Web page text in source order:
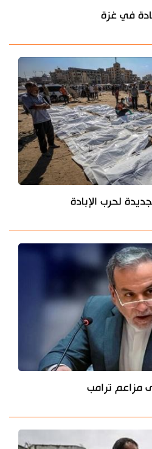
في غزة
لحرب الإبادة
مزاعم ترامب